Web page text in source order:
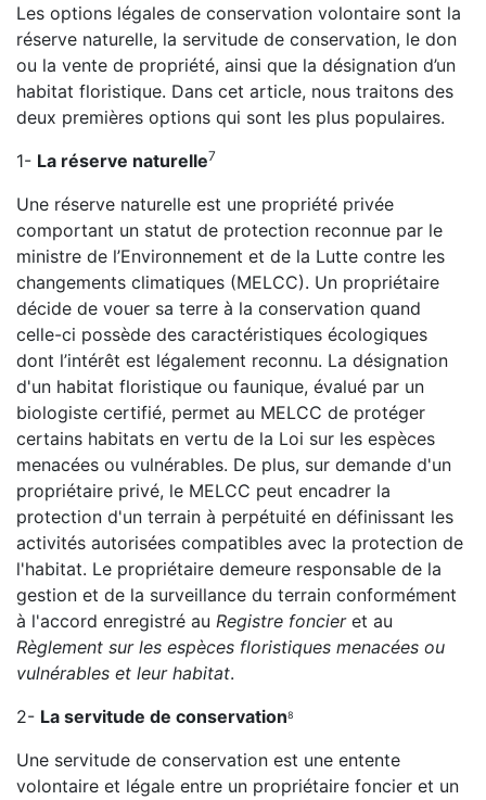
Les options légales de conservation volontaire sont la
réserve naturelle, la servitude de conservation, le don
ou la vente de propriété, ainsi que la désignation d’un
habitat floristique. Dans cet article, nous traitons des
deux premières options qui sont les plus populaires.
1- La réserve naturelle7
Une réserve naturelle est une propriété privée
comportant un statut de protection reconnue par le
ministre de l’Environnement et de la Lutte contre les
changements climatiques (MELCC). Un propriétaire
décide de vouer sa terre à la conservation quand
celle-ci possède des caractéristiques écologiques
dont l’intérêt est légalement reconnu. La désignation
d'un habitat floristique ou faunique, évalué par un
biologiste certifié, permet au MELCC de protéger
certains habitats en vertu de la Loi sur les espèces
menacées ou vulnérables. De plus, sur demande d'un
propriétaire privé, le MELCC peut encadrer la
protection d'un terrain à perpétuité en définissant les
activités autorisées compatibles avec la protection de
l'habitat. Le propriétaire demeure responsable de la
gestion et de la surveillance du terrain conformément
à l'accord enregistré au Registre foncieret au
Règlement sur les espèces floristiques menacées ou
vulnérables et leur habitat.
2- La servitude de conservation8
Une servitude de conservation est une entente
volontaire et légale entre un propriétaire foncier et un